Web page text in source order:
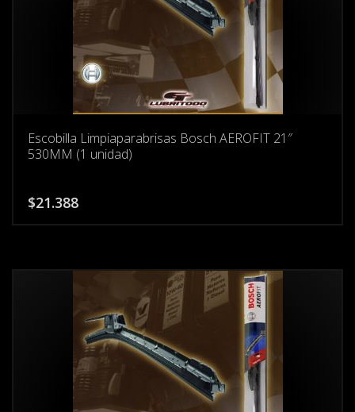
Escobilla Limpiaparabrisas Bosch AEROFIT 21″
530MM (1 unidad)
$21.388